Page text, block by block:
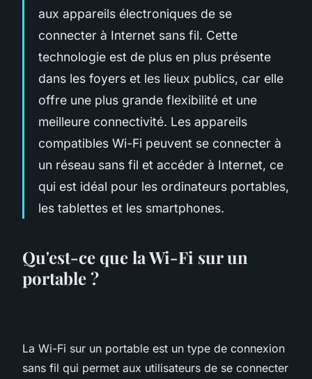
aux appareils électroniques de se
connecter à Internet sans fil. Cette
technologie est de plus en plus présente
dans les foyers et les lieux publics, car elle
offre une plus grande flexibilité et une
meilleure connectivité. Les appareils
compatibles Wi-Fi peuvent se connecter à
un réseau sans fil et accéder à Internet, ce
qui est idéal pour les ordinateurs portables,
les tablettes et les smartphones.
Qu'est-ce que la Wi-Fi sur un
portable ?
La Wi-Fi sur un portable est un type de connexion
sans fil qui permet aux utilisateurs de se connecter